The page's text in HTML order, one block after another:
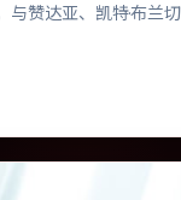
赞达亚、凯特·布兰
要班底与取景来自加拿
界遭遇拷问。影片整体
，适合喜欢强情节与细